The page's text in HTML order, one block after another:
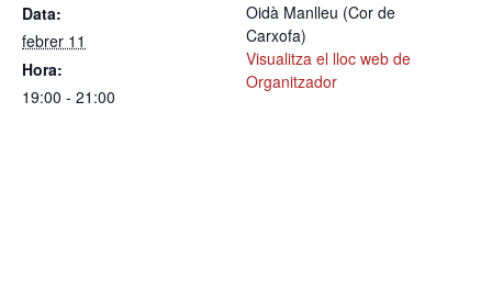
Data:
febrer 11
Hora:
19:00 - 21:00
Oidà Manlleu (Cor de
Carxofa)
Visualitza el lloc web de
Organitzador